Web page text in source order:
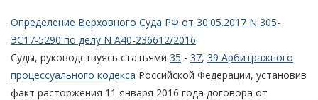
Определение Верховного Суда РФ от 30.05.2017 N 305-
ЭС17-5290 по делу N А40-236612/2016
Суды, руководствуясь статьями 35 - 37, 39 Арбитражного
процессуального кодекса Российской Федерации, установив
факт расторжения 11 января 2016 года договора от